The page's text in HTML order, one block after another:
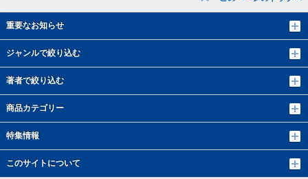
重要なお知らせ
ジャンルで絞り込む
著者で絞り込む
商品カテゴリー
特集情報
このサイトについて